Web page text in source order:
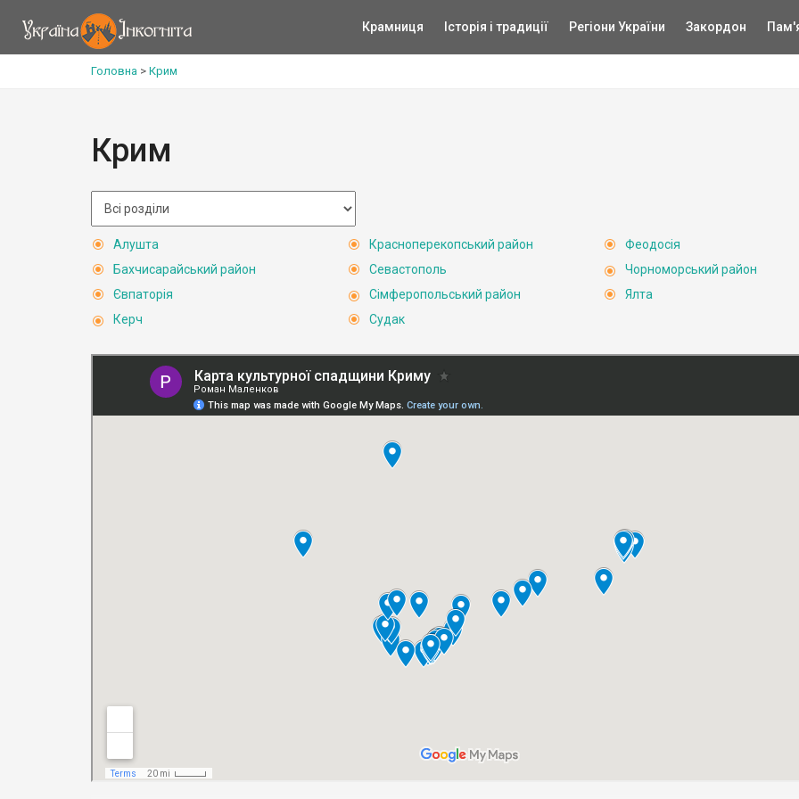
Крамниця Історія і традиції Регіони України Закордон
Головна > Крим
Крим
Алушта
Бахчисарайський район
Євпаторія
Керч
Красноперекопський район
Севастополь
Сімферопольський район
Судак
Феодосія
Чорноморський район
Ялта